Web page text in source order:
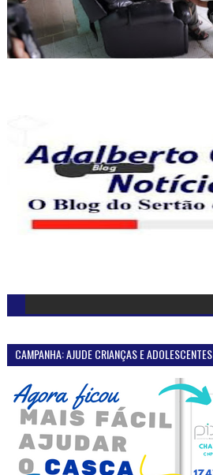
CAMPANHA: AJUDE CRIANÇAS E ADOLESCENTES